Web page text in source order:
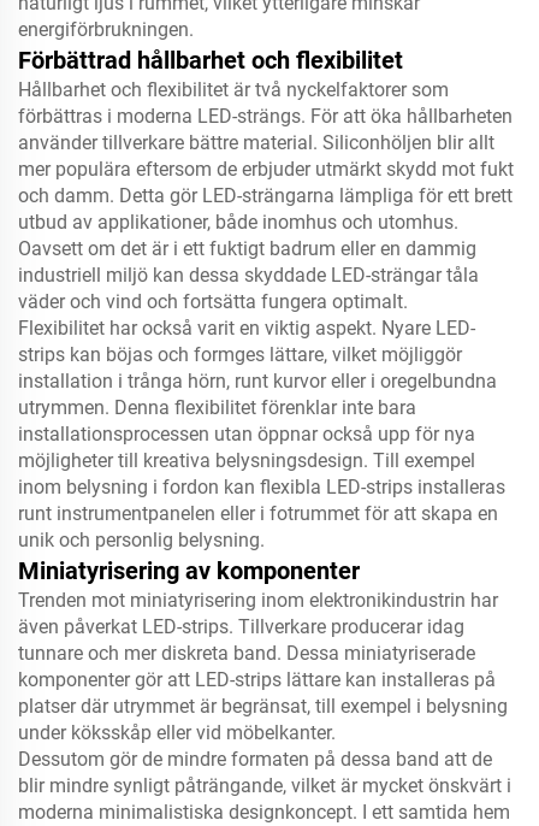
energiförbrukningen.
Förbättrad hållbarhet och flexibilitet
Hållbarhet och flexibilitet är två nyckelfaktorer som
förbättras i moderna LED-strängs. För att öka hållbarheten
använder tillverkare bättre material. Siliconhöljen blir allt
mer populära eftersom de erbjuder utmärkt skydd mot fukt
och damm. Detta gör LED-strängarna lämpliga för ett brett
utbud av applikationer, både inomhus och utomhus.
Oavsett om det är i ett fuktigt badrum eller en dammig
industriell miljö kan dessa skyddade LED-strängar tåla
väder och vind och fortsätta fungera optimalt.
Flexibilitet har också varit en viktig aspekt. Nyare LED-
strips kan böjas och formges lättare, vilket möjliggör
installation i trånga hörn, runt kurvor eller i oregelbundna
utrymmen. Denna flexibilitet förenklar inte bara
installationsprocessen utan öppnar också upp för nya
möjligheter till kreativa belysningsdesign. Till exempel
inom belysning i fordon kan flexibla LED-strips installeras
runt instrumentpanelen eller i fotrummet för att skapa en
unik och personlig belysning.
Miniatyrisering av komponenter
Trenden mot miniatyrisering inom elektronikindustrin har
även påverkat LED-strips. Tillverkare producerar idag
tunnare och mer diskreta band. Dessa miniatyriserade
komponenter gör att LED-strips lättare kan installeras på
platser där utrymmet är begränsat, till exempel i belysning
under köksskåp eller vid möbelkanter.
Dessutom gör de mindre formaten på dessa band att de
blir mindre synligt påträngande, vilket är mycket önskvärt i
moderna minimalistiska designkoncept. I ett samtida hem